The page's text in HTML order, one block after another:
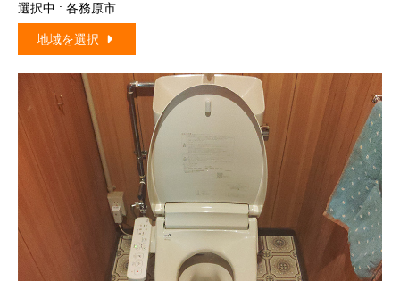
選択中 : 各務原市
地域を選択